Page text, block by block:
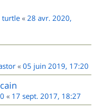
turtle« 28 avr. 2020,
« 05 juin 2019, 17:20
« 17 sept. 2017, 18:27